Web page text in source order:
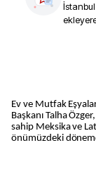
Ev ve Mutfak
Başkanı Talha
sahip Meksika ve
önümüzdeki